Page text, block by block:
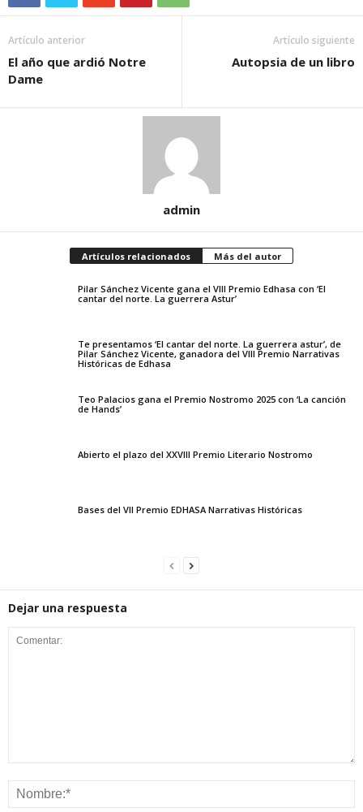
Artículo anterior
El año que ardió Notre
Dame
Artículo siguiente
Autopsia de un libro
admin
Artículos relacionados Más del autor
Pilar Sánchez Vicente gana el VIII Premio Edhasa con ‘El
cantar del norte. La guerrera Astur’
Te presentamos ‘El cantar del norte. La guerrera astur’, de
Pilar Sánchez Vicente, ganadora del VIII Premio Narrativas
Históricas de Edhasa
Teo Palacios gana el Premio Nostromo 2025 con ‘La canción
de Hands’
Abierto el plazo del XXVIII Premio Literario Nostromo
Bases del VII Premio EDHASA Narrativas Históricas
Dejar una respuesta